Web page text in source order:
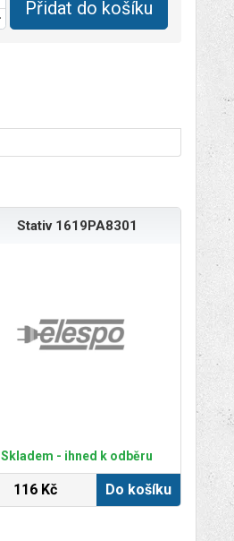
Přidat do košíku
Stativ 1619PA8301
Skladem - ihned k odběru
116 Kč Do košíku